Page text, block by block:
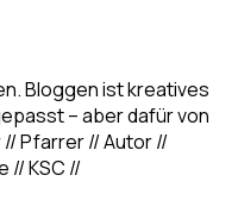
Bloggen ist kreatives
– aber dafür von
// Pfarrer // Autor //
// KSC //